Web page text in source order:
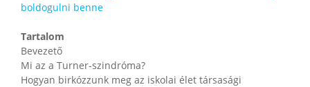
boldogulni benne
Tartalom
Bevezető
Mi az a Turner-szindróma?
Hogyan birkózzunk meg az iskolai élet társasági